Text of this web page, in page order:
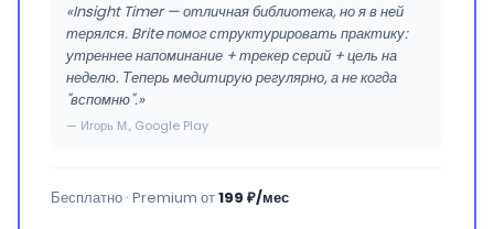
«Insight Timer — отличная библиотека, но я в ней
терялся. Brite помог структурировать практику:
утреннее напоминание + трекер серий + цель на
неделю. Теперь медитирую регулярно, а не когда
"вспомню".»
— Игорь М., Google Play
Бесплатно · Premium от199 ₽/мес